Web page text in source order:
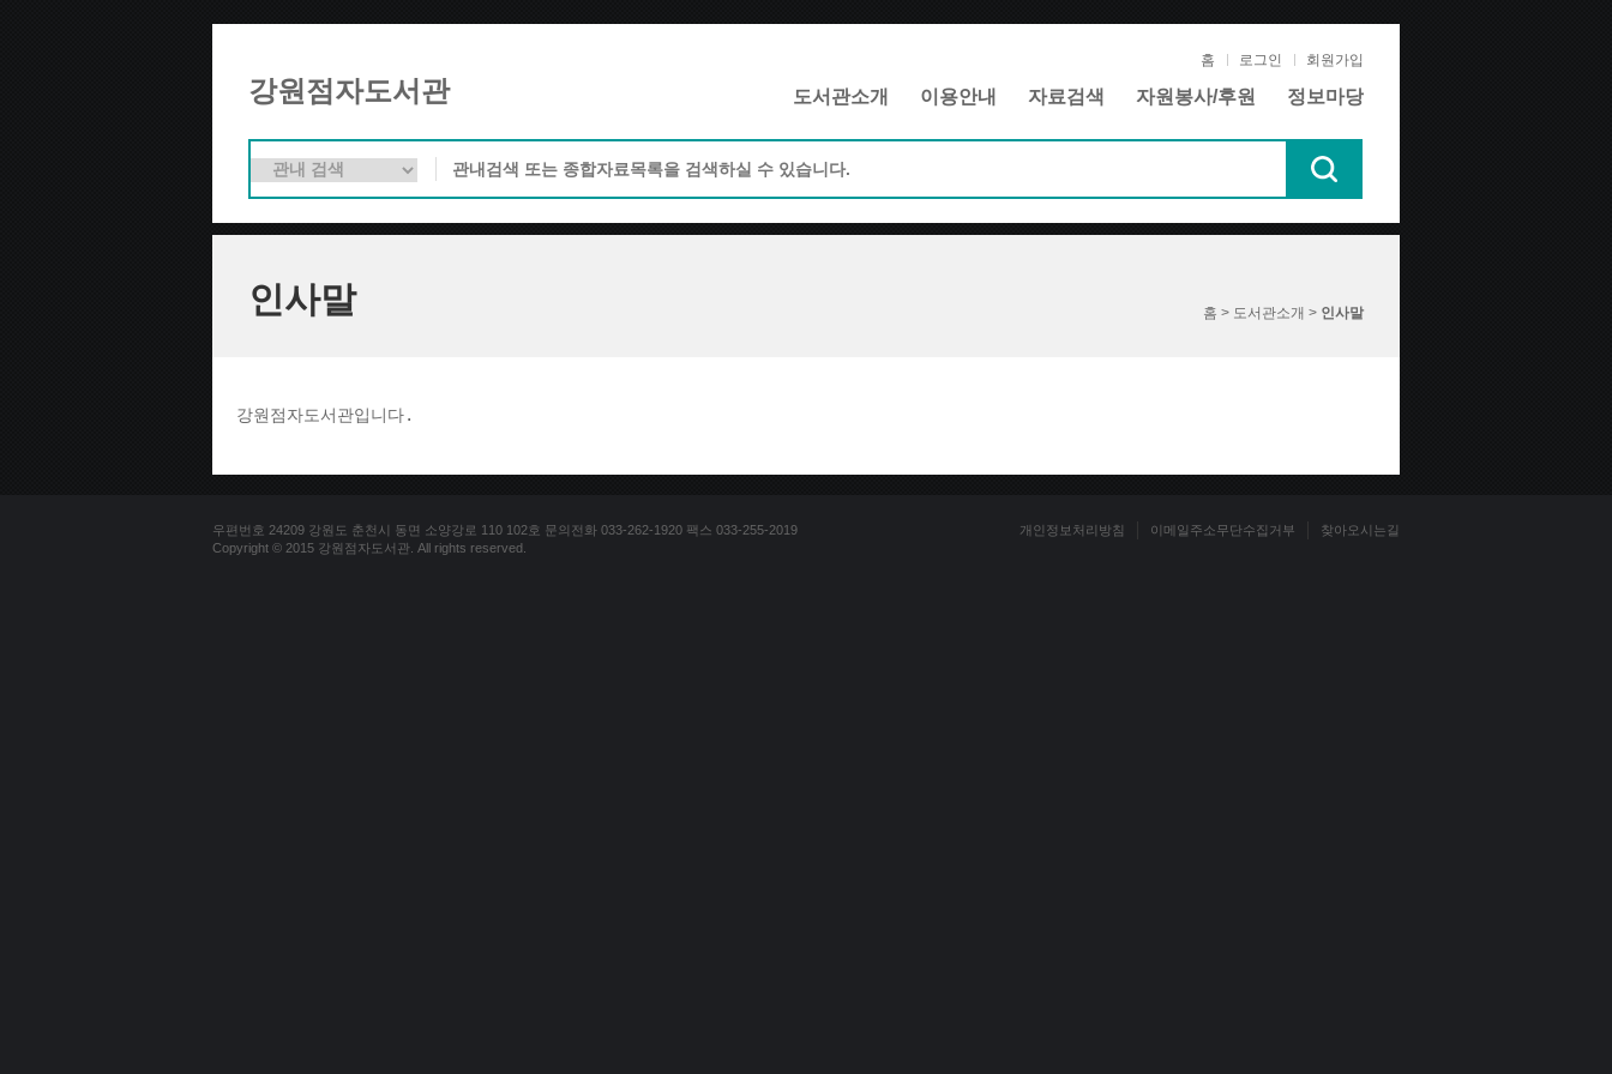
강원점자도서관
홈 로그인 회원가입
도서관소개 이용안내 자료검색 자원봉사/후원 정보마당
인사말 홈 > 도서관소개 > 인사말
강원점자도서관입니다.
우편번호 24209 강원도 춘천시 동면 소양강로 110 102호 문의전화 033-262-1920 팩스 033-255-2019
Copyright © 2015 강원점자도서관. All rights reserved.
개인정보처리방침 이메일주소무단수집거부 찾아오시는길